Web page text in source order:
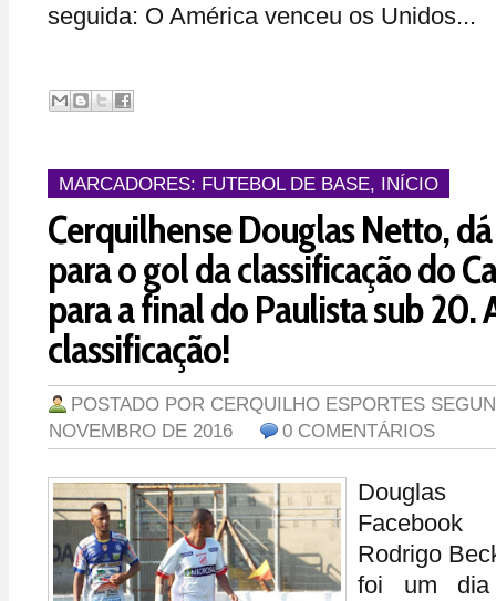
seguida: O América venceu os Unidos...
MARCADORES: FUTEBOL DE BASE, INÍCIO
Cerquilhense Douglas Netto,
para o gol da classificação do
para a final do Paulista sub 20.
classificação!
POSTADO POR CERQUILHO ESPORTES
NOVEMBRO DE 2016
0 COMENTÁRIOS
Douglas
Facebook
Rodrigo
foi um dia